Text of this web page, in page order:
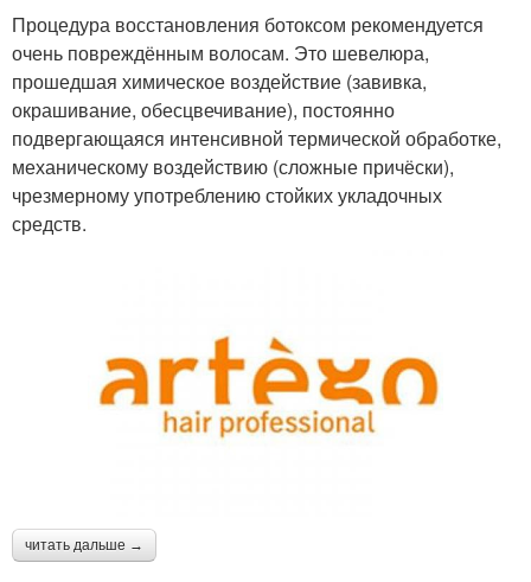
Процедура восстановления ботоксом рекомендуется
очень повреждённым волосам. Это шевелюра,
прошедшая химическое воздействие (завивка,
окрашивание, обесцвечивание), постоянно
подвергающаяся интенсивной термической обработке,
механическому воздействию (сложные причёски),
чрезмерному употреблению стойких укладочных
средств.
читать дальше →